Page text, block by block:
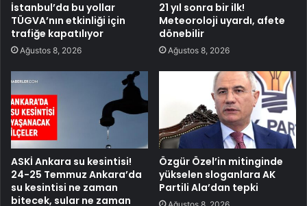
İstanbul’da bu yollar
TÜGVA’nın etkinliği için
trafiğe kapatılıyor
Ağustos 8, 2026
21 yıl sonra bir ilk!
Meteoroloji uyardı, afete
dönebilir
Ağustos 8, 2026
ASKİ Ankara su kesintisi!
24-25 Temmuz Ankara’da
su kesintisi ne zaman
bitecek, sular ne zaman
Özgür Özel’in mitinginde
yükselen sloganlara AK
Partili Ala’dan tepki